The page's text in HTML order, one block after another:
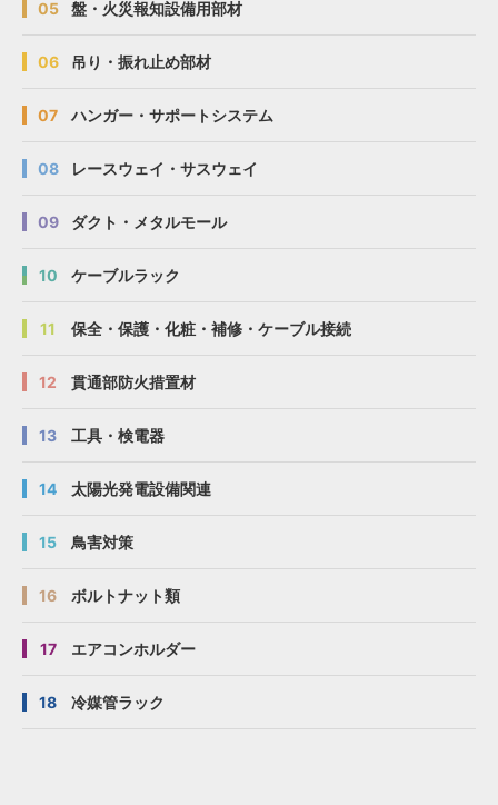
05 盤・火災報知設備用部材
06 吊り・振れ止め部材
07 ハンガー・サポートシステム
08 レースウェイ・サスウェイ
09 ダクト・メタルモール
10 ケーブルラック
11 保全・保護・化粧・補修・ケーブル接続
12 貫通部防火措置材
13 工具・検電器
14 太陽光発電設備関連
15 鳥害対策
16 ボルトナット類
17 エアコンホルダー
18 冷媒管ラック